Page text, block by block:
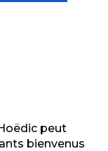
peut
bienvenus